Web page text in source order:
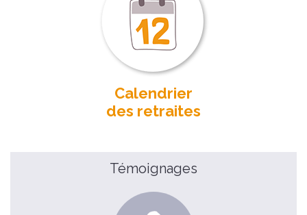
Calendrier
des retraites
Témoignages